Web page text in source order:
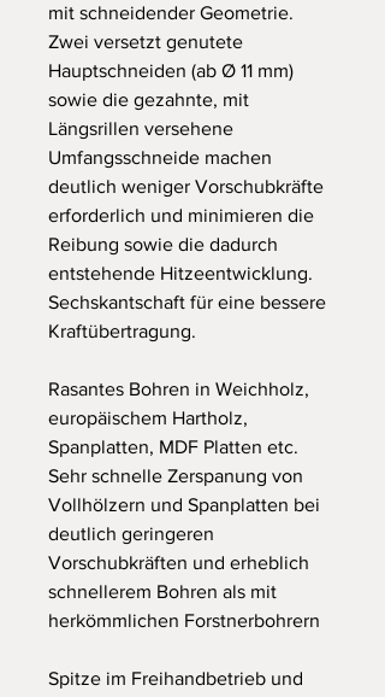
mit schneidender Geometrie.
Zwei versetzt genutete
Hauptschneiden (ab Ø 11 mm)
sowie die gezahnte, mit
Längsrillen versehene
Umfangsschneide machen
deutlich weniger Vorschubkräfte
erforderlich und minimieren die
Reibung sowie die dadurch
entstehende Hitzeentwicklung.
Sechskantschaft für eine bessere
Kraftübertragung.
Rasantes Bohren in Weichholz,
europäischem Hartholz,
Spanplatten, MDF Platten etc.
Sehr schnelle Zerspanung von
Vollhölzern und Spanplatten bei
deutlich geringeren
Vorschubkräften und erheblich
schnellerem Bohren als mit
herkömmlichen Forstnerbohrern
Spitze im Freihandbetrieb und